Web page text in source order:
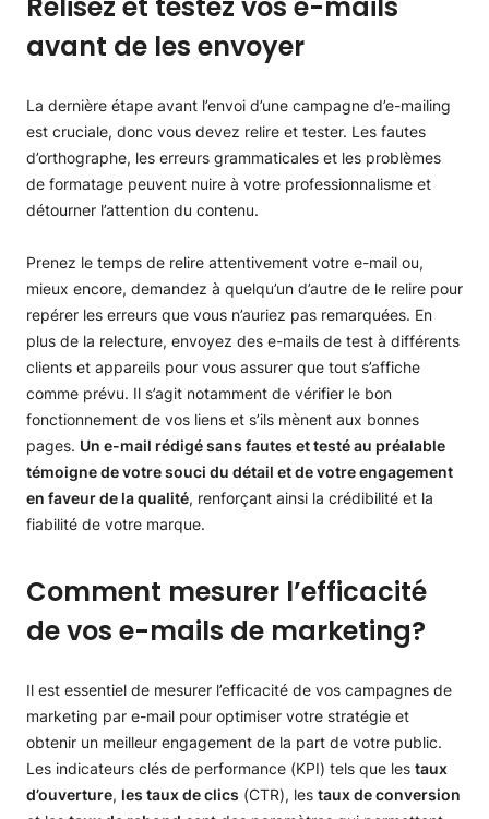
avant de les envoyer
La dernière étape avant l’envoi d’une campagne d’e-mailing
est cruciale, donc vous devez relire et tester. Les fautes
d’orthographe, les erreurs grammaticales et les problèmes
de formatage peuvent nuire à votre professionnalisme et
détourner l’attention du contenu.
Prenez le temps de relire attentivement votre e-mail ou,
mieux encore, demandez à quelqu’un d’autre de le relire pour
repérer les erreurs que vous n’auriez pas remarquées. En
plus de la relecture, envoyez des e-mails de test à différents
clients et appareils pour vous assurer que tout s’affiche
comme prévu. Il s’agit notamment de vérifier le bon
fonctionnement de vos liens et s’ils mènent aux bonnes
pages. Un e-mail rédigé sans fautes et testé au préalable
témoigne de votre souci du détail et de votre engagement
en faveur de la qualité, renforçant ainsi la crédibilité et la
fiabilité de votre marque.
Comment mesurer l’efficacité
de vos e-mails de marketing?
Il est essentiel de mesurer l’efficacité de vos campagnes de
marketing par e-mail pour optimiser votre stratégie et
obtenir un meilleur engagement de la part de votre public.
Les indicateurs clés de performance (KPI) tels que les taux
d’ouverture, les taux de clics (CTR), les taux de conversion